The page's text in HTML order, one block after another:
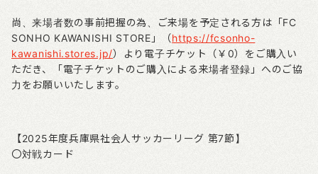
尚、来場者数の事前把握の為、ご来場を予定される方は「FC
SONHO KAWANISHI STORE 」（https://fcsonho-
kawanishi.stores.jp/）より電子チケット（￥ 0）をご購入い
ただき、「電子チケットのご購入による来場者登録」へのご協
力をお願いいたします。
【2025年度兵庫県社会人サッカーリーグ 第7節】
〇対戦カード